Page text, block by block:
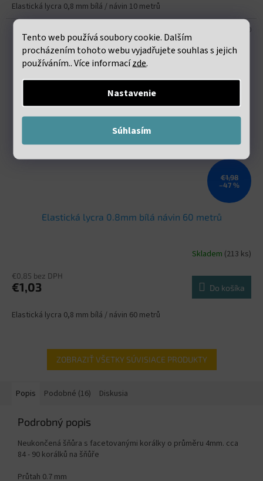
Tento web používá soubory cookie. Dalším
procházením tohoto webu vyjadřujete souhlas s jejich
používáním.. Více informacízde.
Nastavenie
Súhlasím
Elastická lycra 0,8 mm bílá / návin 10 metrů
€1,98
–47 %
Elastická lycra 0.8mm bílá návin 60 metrů
Skladem (213 ks)
€0,85 bez DPH
€1,03 Do košíka
Elastická lycra 0,8 mm bílá / návin 60 metrů
VND 10
ZOBRAZIŤ VŠETKY SÚVISIACE PRODUKTY
Popis Podobné (16) Diskusia
Podrobný popis
Neukončená šňůra s facetovanými korálky o průměru 4mm. cca
84 - 90 korálků na šňůře
Průtah 0.7 mm